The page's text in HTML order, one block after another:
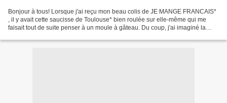
Bonjour à tous! Lorsque j'ai reçu mon beau colis de JE MANGE FRANCAIS*
, il y avait cette saucisse de Toulouse* bien roulée sur elle-même qui me
faisait tout de suite penser à un moule à gâteau. Du coup, j'ai imaginé la